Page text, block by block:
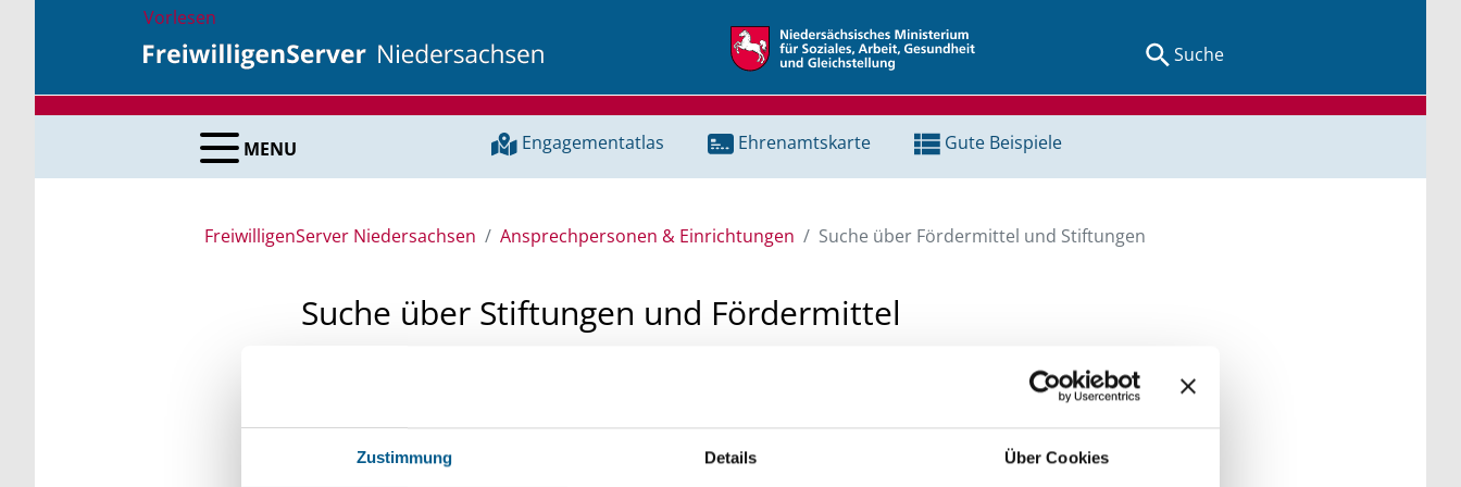
Zustimmung Details Über Cookies
Vorlesen
Suche
MENU Engagementatlas Ehrenamtskarte Gute Beispiele
FreiwilligenServer Niedersachsen Ansprechpersonen & Einrichtungen Suche über Fördermittel und Stiftungen
Suche über Stiftungen und Fördermittel
Sie suchen finanzielle Unterstützung für ein Projekt oder ein Vorhaben? Hier können Sie direkt über
Kleinschreibung beachten.